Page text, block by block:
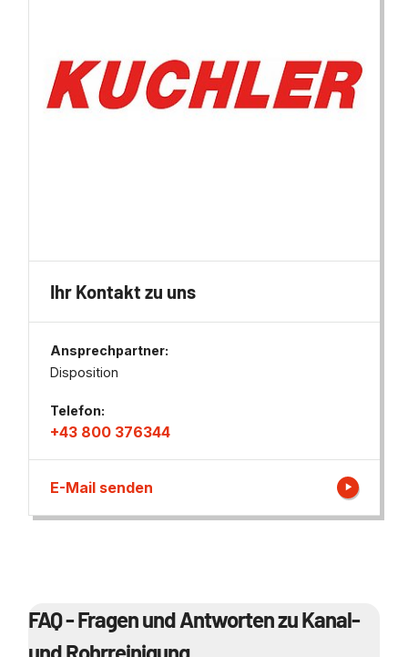
Ihr Kontakt zu uns
Ansprechpartner:
Disposition
Telefon:
+43 800 376344
E-Mail senden
FAQ - Fragen und Antworten zu Kanal-